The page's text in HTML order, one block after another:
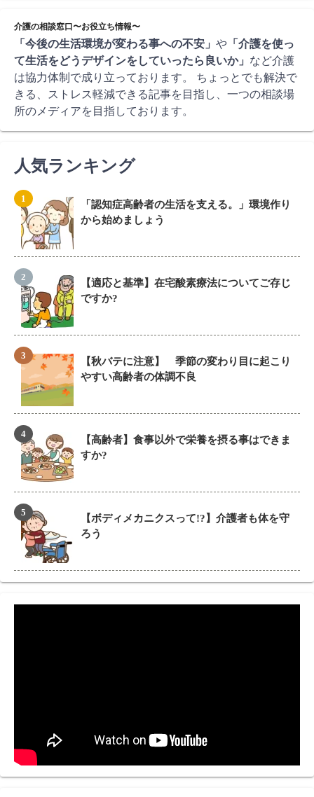
介護の相談窓口〜お役立ち情報〜
「今後の生活環境が変わる事への不安」 や 「介護を使っ
て生活をどうデザインをしていったら良いか」 など介護
は協力体制で成り立っております。 ちょっとでも解決で
きる、ストレス軽減できる記事を目指し、一つの相談場
所のメディアを目指しております。
人気ランキング
「認知症高齢者の生活を支える。」環境作り
から始めましょう
【適応と基準】在宅酸素療法についてご存じ
ですか?
【秋バテに注意】 季節の変わり目に起こり
やすい高齢者の体調不良
【高齢者】食事以外で栄養を摂る事はできま
すか?
【ボディメカニクスって!?】介護者も体を守
ろう